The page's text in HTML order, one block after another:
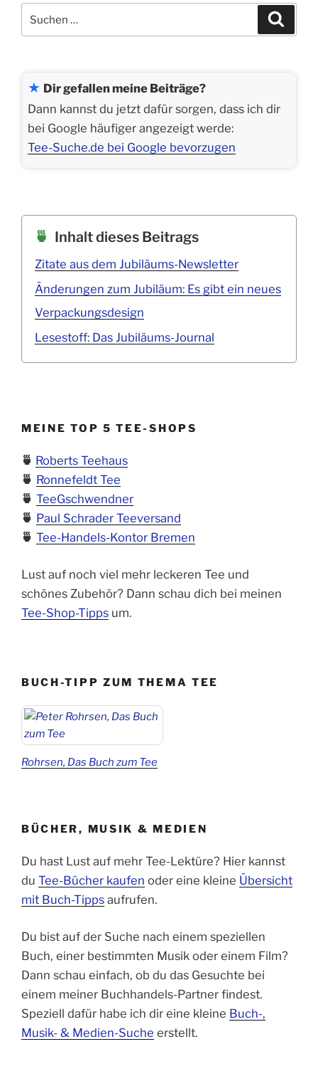
Suchen
★ Dir gefallen meine Beiträge?
Dann kannst du jetzt dafür sorgen, dass ich dir
bei Google häufiger angezeigt werde:
Tee-Suche.de bei Google bevorzugen
Inhalt dieses Beitrags
Zitate aus dem Jubiläums-Newsletter
Änderungen zum Jubiläum: Es gibt ein neues
Verpackungsdesign
Lesestoff: Das Jubiläums-Journal
MEINE TOP 5 TEE-SHOPS
🍵 Roberts Teehaus
🍵 Ronnefeldt Tee
🍵 TeeGschwendner
🍵 Paul Schrader Teeversand
🍵 Tee-Handels-Kontor Bremen
Lust auf noch viel mehr leckeren Tee und
schönes Zubehör? Dann schau dich bei meinen
Tee-Shop-Tipps um.
BUCH-TIPP ZUM THEMA TEE
Rohrsen, Das Buch zum Tee
BÜCHER, MUSIK & MEDIEN
Du hast Lust auf mehr Tee-Lektüre? Hier kannst
du Tee-Bücher kaufen oder eine kleine Übersicht
mit Buch-Tipps aufrufen.
Du bist auf der Suche nach einem speziellen
Buch, einer bestimmten Musik oder einem Film?
Dann schau einfach, ob du das Gesuchte bei
einem meiner Buchhandels-Partner findest.
Speziell dafür habe ich dir eine kleine Buch-,
Musik- & Medien-Suche erstellt.